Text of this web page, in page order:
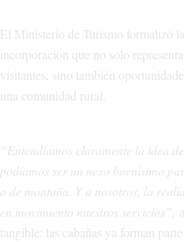
El Ministerio de Turismo formalizó
incorporación que no solo
visitantes, sino también
una comunidad rural.
“Entendíamos claramente la idea
podíamos ser un nexo buenísimo
o de montaña. Y a nosotros, la
en movimiento nuestros servicios”,
tangible: las cabañas ya forman